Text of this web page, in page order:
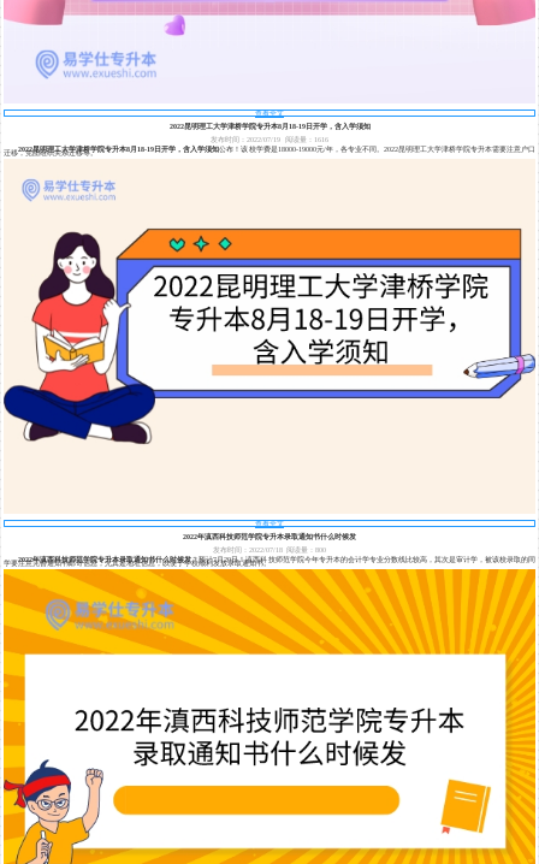
查看全文
2022昆明理工大学津桥学院专升本8月18-19日开学，含入学须知
发布时间：2022/07/19
阅读量：1616
2022昆明理工大学津桥学院专升本8月18-19日开学，含入学须知公布！该校学费是18000-19000元/年，各专业不同。2022昆明理工大学津桥学院专升本需要注意户口
迁移，党团组织关系迁移等。
查看全文
2022年滇西科技师范学院专升本录取通知书什么时候发
发布时间：2022/07/18 阅读量：800
2022年滇西科技师范学院专升本录取通知书什么时候发？预计7月20日！滇西科技师范学院今年专升本的会计学专业分数线比较高，其次是审计学，被该校录取的同
学要注意完善通知书邮寄信息，尤其是地址信息，以便于学校顺利发放录取通知书。